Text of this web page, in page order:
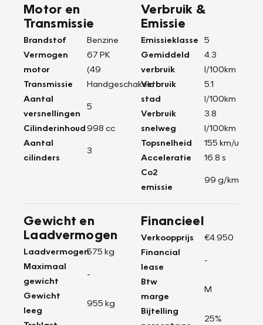
Motor en
Transmissie
Brandstof
Benzine
Vermogen
motor
67 PK
(49
Transmissie
Handgeschakeld
Aantal
versnellingen
5
Cilinderinhoud998 cc
Aantal
cilinders
3
Verbruik &
Emissie
Emissieklasse
5
Gemiddeld
verbruik
4.3
l/100km
Verbruik
stad
5.1
l/100km
Verbruik
snelweg
3.8
l/100km
Topsnelheid
155 km/u
Acceleratie
16.8 s
Co2
emissie
99 g/km
Gewicht en
Laadvermogen
Laadvermogen575 kg
Maximaal
gewicht
-
Gewicht
leeg
955 kg
Financieel
Verkoopprijs
€4.950
Financial
lease
-
Btw
marge
M
Bijtelling
25%